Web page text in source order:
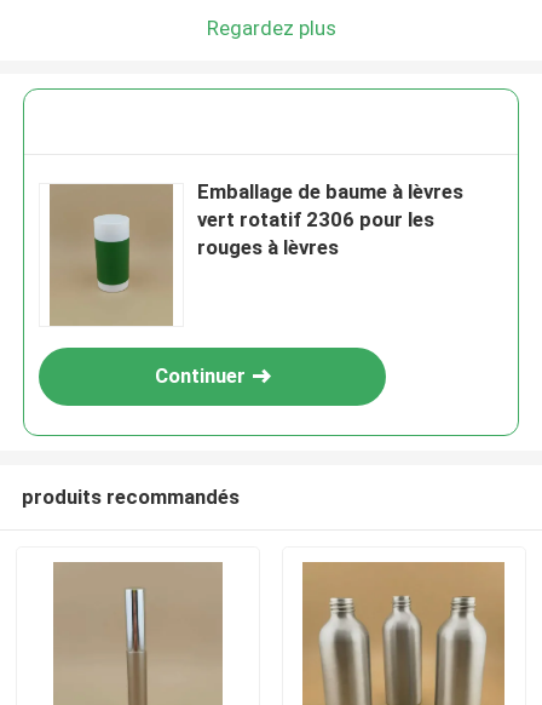
Regardez plus
Emballage de baume à lèvres
vert rotatif 2306 pour les
rouges à lèvres
Continuer
produits recommandés